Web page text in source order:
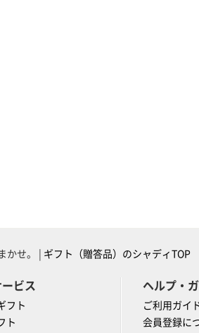
かせ。 | ギフト（贈答品）のシャディTOP
ビス
フト
ト
ヘルプ・
ご利用ガイ
会員登録に